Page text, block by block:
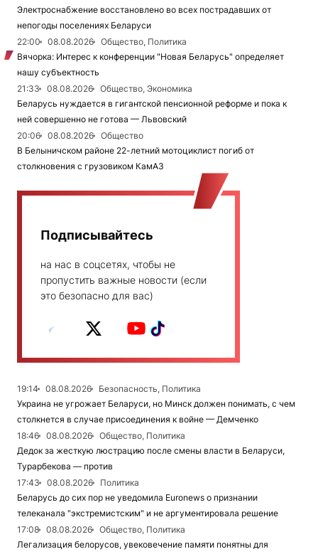
Электроснабжение восстановлено во всех пострадавших от
непогоды поселениях Беларуси
22:00
08.08.2026
Общество, Политика
Вячорка: Интерес к конференции "Новая Беларусь" определяет
нашу субъектность
21:33
08.08.2026
Общество, Экономика
Беларусь нуждается в гигантской пенсионной реформе и пока к
ней совершенно не готова — Львовский
20:06
08.08.2026
Общество
В Белыничском районе 22-летний мотоциклист погиб от
столкновения с грузовиком КамАЗ
Подписывайтесь
на нас в соцсетях, чтобы не
пропустить важные новости (если
это безопасно для вас)
19:14 08.08.2026
Безопасность, Политика
Украина не угрожает Беларуси, но Минск должен понимать, с чем
столкнется в случае присоединения к войне — Демченко
18:46
08.08.2026
Общество, Политика
Дедок за жесткую люстрацию после смены власти в Беларуси,
Турарбекова — против
17:43
08.08.2026
Политика
Беларусь до сих пор не уведомила Euronews о признании
телеканала "экстремистским" и не аргументировала решение
17:08
08.08.2026
Общество, Политика
Легализация белорусов, увековечение памяти понятны для